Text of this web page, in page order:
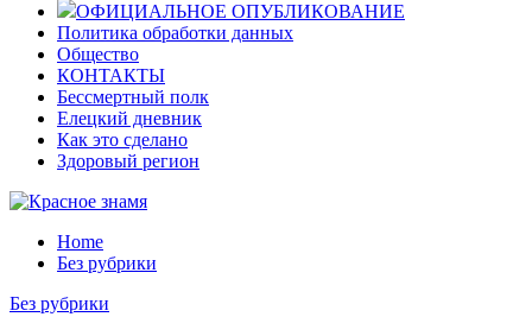
ОФИЦИАЛЬНОЕ ОПУБЛИКОВАНИЕ
Политика обработки данных
Общество
КОНТАКТЫ
Бессмертный полк
Елецкий дневник
Как это сделано
Здоровый регион
Home
Без рубрики
Без рубрики